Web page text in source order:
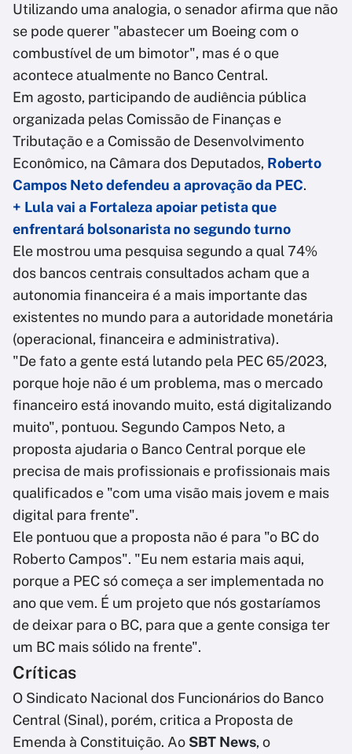
Utilizando uma analogia, o senador afirma que não
se pode querer "abastecer um Boeing com o
combustível de um bimotor", mas é o que
acontece atualmente no Banco Central.
Em agosto, participando de audiência pública
organizada pelas Comissão de Finanças e
Tributação e a Comissão de Desenvolvimento
Econômico, na Câmara dos Deputados, Roberto
Campos Neto defendeu a aprovação da PEC.
+ Lula vai a Fortaleza apoiar petista que
enfrentará bolsonarista no segundo turno
Ele mostrou uma pesquisa segundo a qual 74%
dos bancos centrais consultados acham que a
autonomia financeira é a mais importante das
existentes no mundo para a autoridade monetária
(operacional, financeira e administrativa).
"De fato a gente está lutando pela PEC 65/2023,
porque hoje não é um problema, mas o mercado
financeiro está inovando muito, está digitalizando
muito", pontuou. Segundo Campos Neto, a
proposta ajudaria o Banco Central porque ele
precisa de mais profissionais e profissionais mais
qualificados e "com uma visão mais jovem e mais
digital para frente".
Ele pontuou que a proposta não é para "o BC do
Roberto Campos". "Eu nem estaria mais aqui,
porque a PEC só começa a ser implementada no
ano que vem. É um projeto que nós gostaríamos
de deixar para o BC, para que a gente consiga ter
um BC mais sólido na frente".
Críticas
O Sindicato Nacional dos Funcionários do Banco
Central (Sinal), porém, critica a Proposta de
Emenda à Constituição. Ao SBT News, o